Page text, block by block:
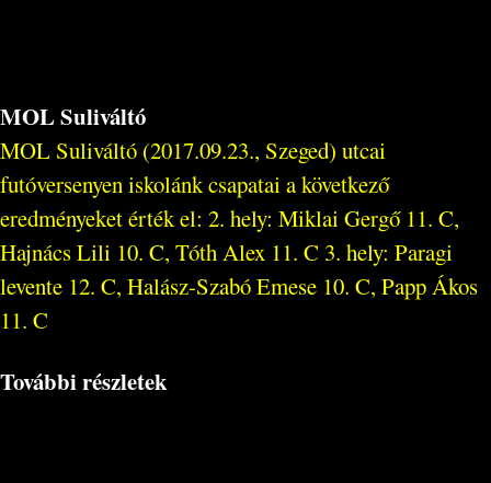
MOL Suliváltó
MOL Suliváltó (2017.09.23., Szeged) utcai
futóversenyen iskolánk csapatai a következő
eredményeket érték el: 2. hely: Miklai Gergő 11. C,
Hajnács Lili 10. C, Tóth Alex 11. C 3. hely: Paragi
levente 12. C, Halász-Szabó Emese 10. C, Papp Ákos
11. C
További részletek